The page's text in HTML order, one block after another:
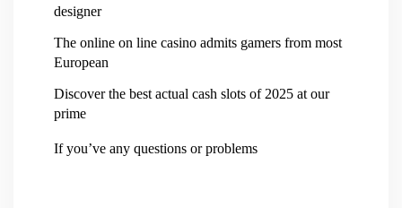
designer
The online on line casino admits gamers from most
European
Discover the best actual cash slots of 2025 at our
prime
If you’ve any questions or problems